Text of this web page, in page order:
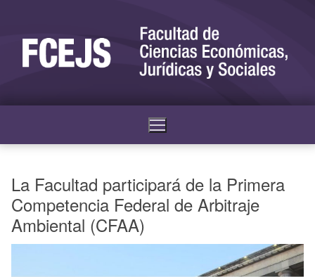
La Facultad participará de la Primera
Competencia Federal de Arbitraje
Ambiental (CFAA)